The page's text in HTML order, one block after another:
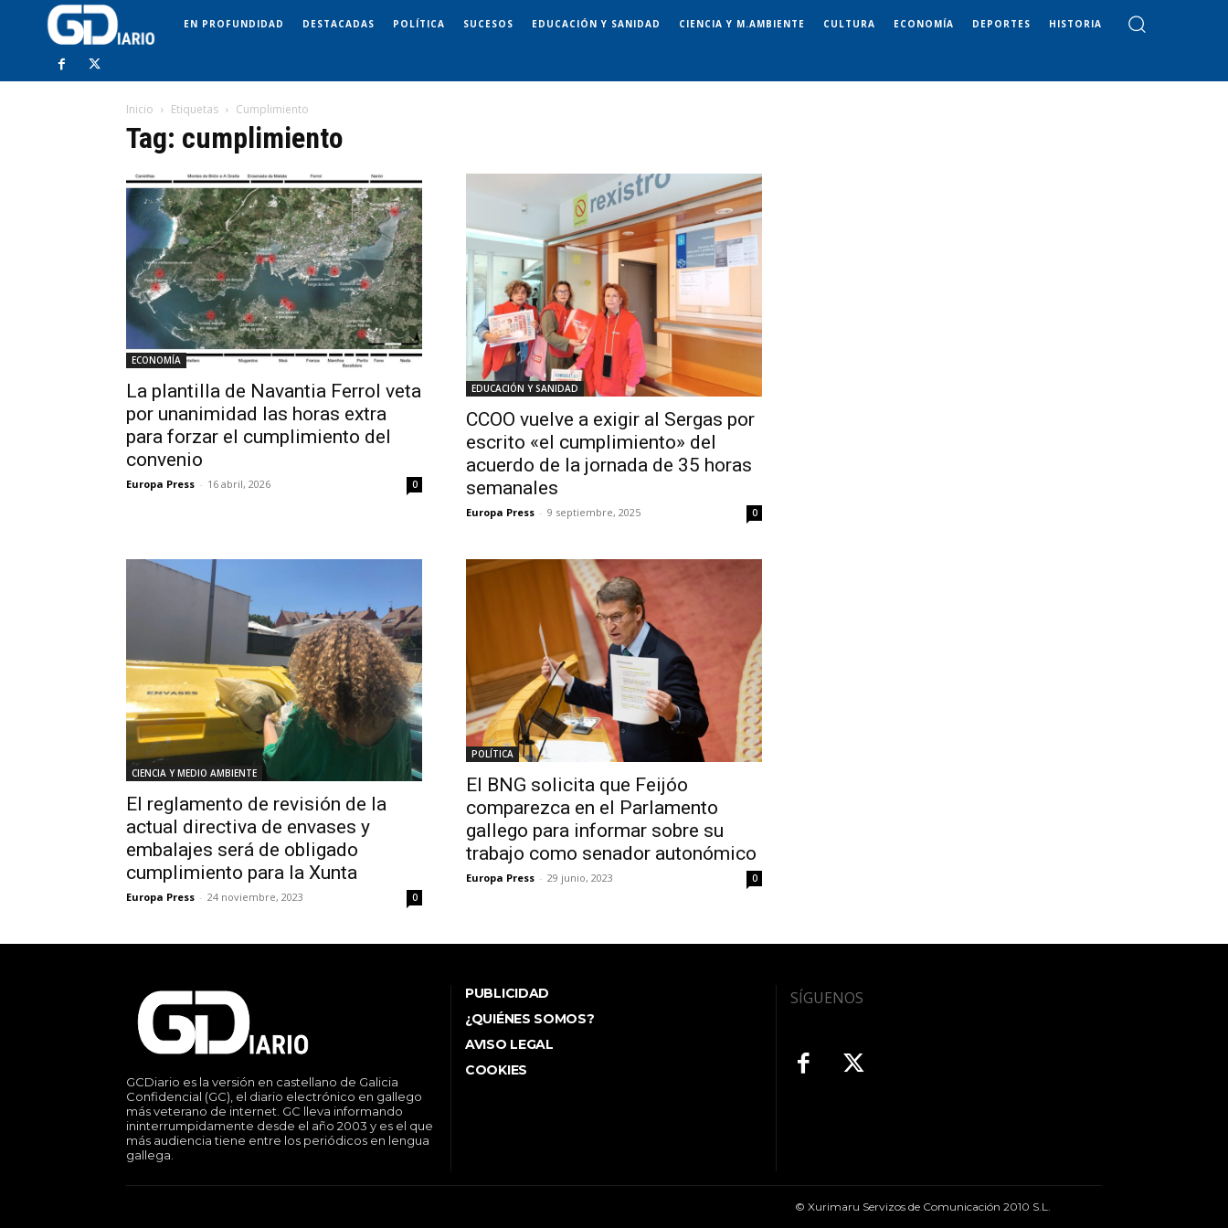
EN PROFUNDIDAD DESTACADAS POLÍTICA SUCESOS EDUCACIÓN Y SANIDAD CIENCIA Y M.AMBIENTE CULTURA ECONOMÍA DEPORTES HISTORIA
Inicio Etiquetas Cumplimiento
Tag: cumplimiento
ECONOMÍA
La plantilla de Navantia Ferrol veta
por unanimidad las horas extra
para forzar el cumplimiento del
convenio
Europa Press - 16 abril, 2026 0
EDUCACIÓN Y SANIDAD
CCOO vuelve a exigir al Sergas por
escrito «el cumplimiento» del
acuerdo de la jornada de 35 horas
semanales
Europa Press - 9 septiembre, 2025 0
CIENCIA Y MEDIO AMBIENTE
El reglamento de revisión de la
actual directiva de envases y
embalajes será de obligado
cumplimiento para la Xunta
Europa Press - 24 noviembre, 2023 0
POLÍTICA
El BNG solicita que Feijóo
comparezca en el Parlamento
gallego para informar sobre su
trabajo como senador autonómico
Europa Press - 29 junio, 2023 0
GCDiario es la versión en castellano de Galicia
Confidencial (GC), el diario electrónico en gallego
más veterano de internet. GC lleva informando
ininterrumpidamente desde el año 2003 y es el que
más audiencia tiene entre los periódicos en lengua
gallega.
PUBLICIDAD
¿QUIÉNES SOMOS?
AVISO LEGAL
COOKIES
SÍGUENOS
© Xurimaru Servizos de Comunicación 2010 S.L.